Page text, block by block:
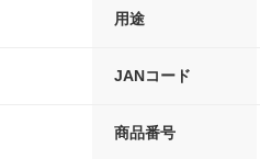
用途
JANコード
商品番号